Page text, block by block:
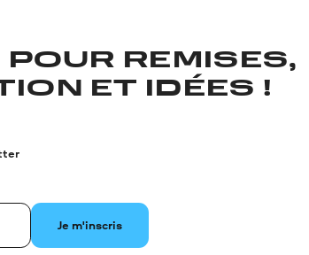
REMISES,
ET IDÉES !
Je m'inscris